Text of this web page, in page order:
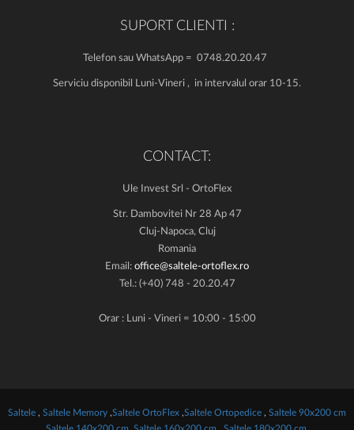
SUPORT CLIENTI :
Telefon sau WhatsApp = 0748.20.20.47
Serviciu disponibil Luni-Vineri , in intervalul orar 10-15.
CONTACT:
Ule Invest Srl - OrtoFlex
Str. Dambovitei Nr 28 Ap 47
Cluj-Napoca, Cluj
Romania
Email: office@saltele-ortoflex.ro
Tel.: (+40) 748 - 20.20.47
Orar : Luni - Vineri = 10:00 - 15:00
Saltele , Saltele Memory ,Saltele OrtoFlex ,Saltele Ortopedice , Saltele 90x200 cm